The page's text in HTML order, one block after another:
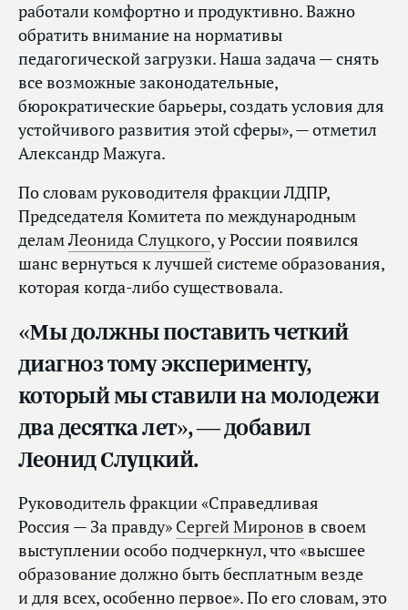
работали комфортно и продуктивно. Важно
обратить внимание на нормативы
педагогической загрузки. Наша задача — снять
все возможные законодательные,
бюрократические барьеры, создать условия для
устойчивого развития этой сферы», — отметил
Александр Мажуга.
По словам руководителя фракции ЛДПР,
Председателя Комитета по международным
деламЛеонида Слуцкого, у России появился
шанс вернуться к лучшей системе образования,
которая когда‑либо существовала.
«Мы должны поставить четкий
диагноз тому эксперименту,
который мы ставили на молодежи
два десятка лет», — добавил
Леонид Слуцкий.
Руководитель фракции «Справедливая
Россия — За правду» Сергей Миронов в своем
выступлении особо подчеркнул, что «высшее
образование должно быть бесплатным везде
и для всех, особенно первое». По его словам, это